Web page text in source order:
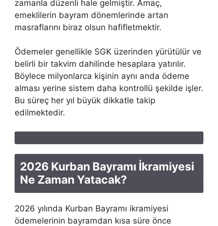
zamanla düzenli hale gelmiştir. Amaç,
emeklilerin bayram dönemlerinde artan
masraflarını biraz olsun hafifletmektir.
Ödemeler genellikle SGK üzerinden yürütülür ve
belirli bir takvim dahilinde hesaplara yatırılır.
Böylece milyonlarca kişinin aynı anda ödeme
alması yerine sistem daha kontrollü şekilde işler.
Bu süreç her yıl büyük dikkatle takip
edilmektedir.
2026 Kurban Bayramı İkramiyesi
Ne Zaman Yatacak?
2026 yılında Kurban Bayramı ikramiyesi
ödemelerinin bayramdan kısa süre önce